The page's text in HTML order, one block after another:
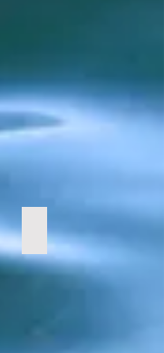
rekkerør4. Juster fender til